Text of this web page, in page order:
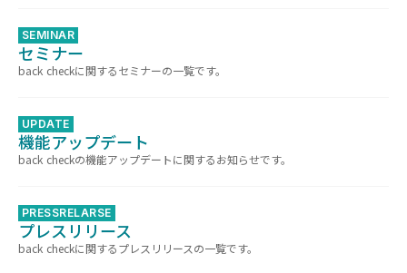
SEMINAR
セミナー
back checkに関するセミナーの一覧です。
UPDATE
機能アップデート
back checkの機能アップデートに関するお知らせです。
PRESSRELARSE
プレスリリース
back checkに関するプレスリリースの一覧です。